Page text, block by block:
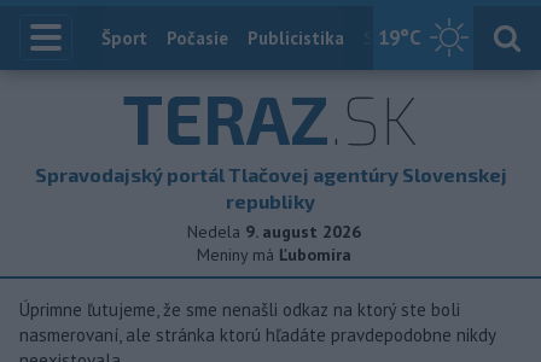
19°C
Index
Šport Počasie Publicistika Slovensko
TERAZ.SK
Spravodajský portál Tlačovej agentúry Slovenskej
republiky
Nedela 9. august 2026
Meniny má Ľubomíra
Úprimne ľutujeme, že sme nenašli odkaz na ktorý ste boli
nasmerovaní, ale stránka ktorú hľadáte pravdepodobne nikdy